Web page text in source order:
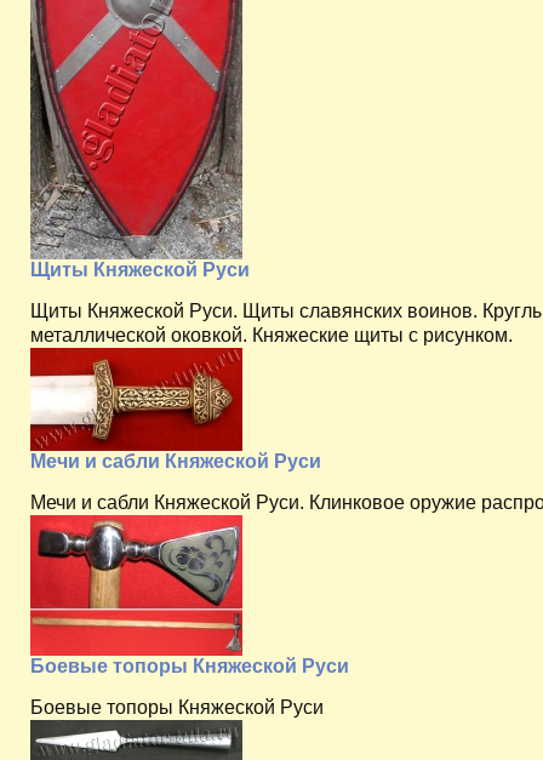
Щиты Княжеской Руси
Щиты Княжеской Руси. Щиты славянских воинов.
металлической оковкой. Княжеские щиты с рисунком.
Мечи и сабли Княжеской Руси
Мечи и сабли Княжеской Руси. Клинковое оружие
Боевые топоры Княжеской Руси
Боевые топоры Княжеской Руси